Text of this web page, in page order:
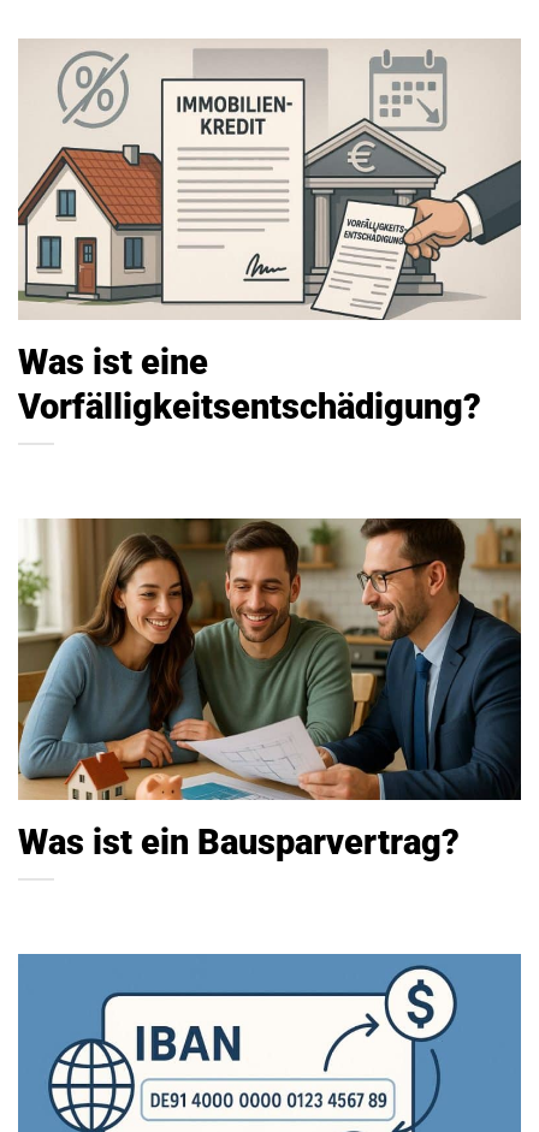
Was ist eine
Vorfälligkeitsentschädigung?
Was ist ein Bausparvertrag?